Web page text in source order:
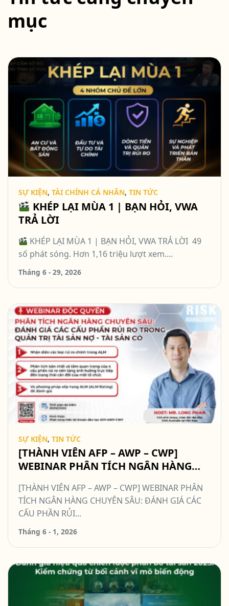
mục
SỰ KIỆN, TÀI CHÍNH CÁ NHÂN, TIN TỨC
KHÉP LẠI MÙA 1 | BẠN HỎI, VWA
TRẢ LỜI
KHÉP LẠI MÙA 1 | BẠN HỎI, VWA TRẢ LỜI 49
số phát sóng. Hơn 1,16 triệu lượt xem....
Tháng 6 - 29, 2026
SỰ KIỆN, TIN TỨC
[THÀNH VIÊN AFP – AWP – CWP]
WEBINAR PHÂN TÍCH NGÂN HÀNG
CHUYÊN SÂU: ĐÁNH GIÁ CÁC CẤU
PHẦN RỦI RO TRONG QUẢN TRỊ TÀI
SẢN NỢ-TÀI SẢN CÓ
[THÀNH VIÊN AFP – AWP – CWP] WEBINAR PHÂN
TÍCH NGÂN HÀNG CHUYÊN SÂU: ĐÁNH GIÁ CÁC
CẤU PHẦN RỦI...
Tháng 6 - 1, 2026